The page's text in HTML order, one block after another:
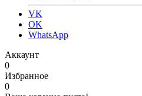
VK
OK
WhatsApp
Аккаунт
0
Избранное
0